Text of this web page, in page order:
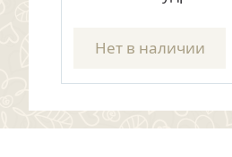
Нет в наличии